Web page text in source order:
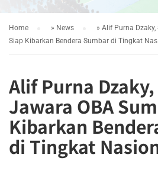
Home » News » Alif Purna
Siap Kibarkan Bendera Sumbar di Tingkat
Alif Purna
Jawara OBA
Kibarkan
di Tingkat